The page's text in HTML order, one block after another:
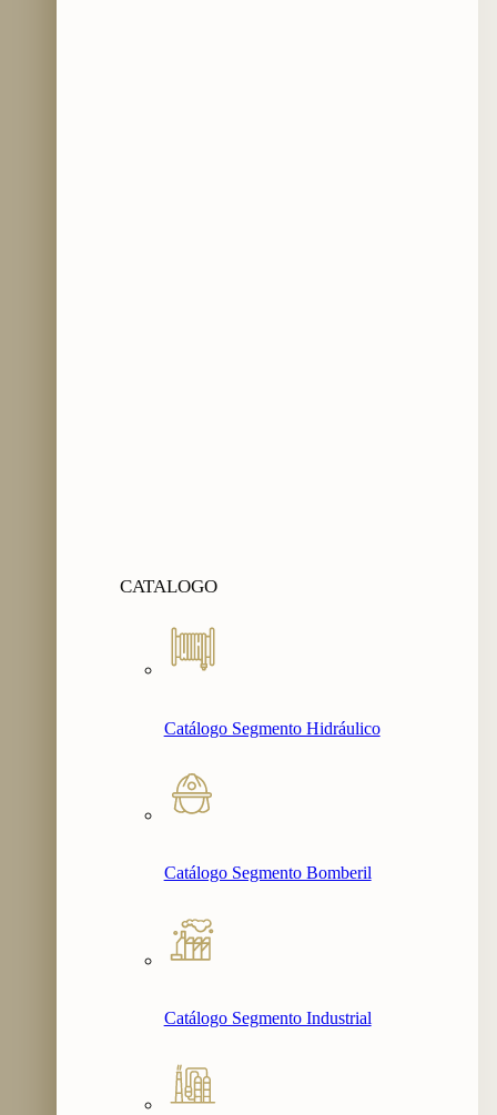
CATALOGO
Catálogo Segmento Hidráulico
Catálogo Segmento Bomberil
Catálogo Segmento Industrial